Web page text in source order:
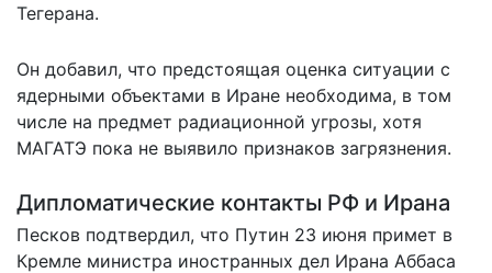
Тегерана.
Он добавил, что предстоящая оценка ситуации с
ядерными объектами в Иране необходима, в том
числе на предмет радиационной угрозы, хотя
МАГАТЭ пока не выявило признаков загрязнения.
Дипломатические контакты РФ и Ирана
Песков подтвердил, что Путин 23 июня примет в
Кремле министра иностранных дел Ирана Аббаса